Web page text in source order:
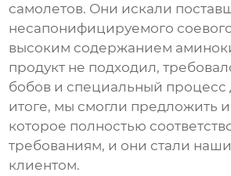
самолетов. Они искали
несапонифицируемого
высоким содержанием
продукт не подходил,
бобов и специальный процесс
итоге, мы смогли предложить
которое полностью
требованиям, и они стали
клиентом.